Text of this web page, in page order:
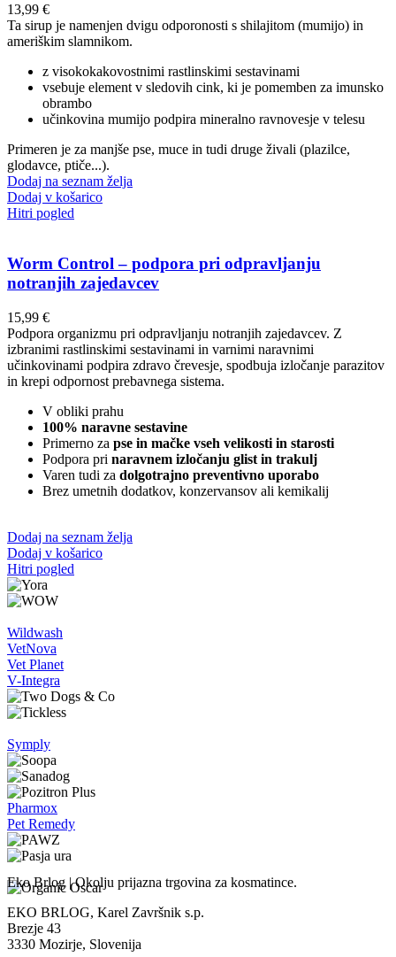
13,99 €
Ta sirup je namenjen dvigu odporonosti s shilajitom (mumijo) in
ameriškim slamnikom.
z visokokakovostnimi rastlinskimi sestavinami
vsebuje element v sledovih cink, ki je pomemben za imunsko
obrambo
učinkovina mumijo podpira mineralno ravnovesje v telesu
Primeren je za manjše pse, muce in tudi druge živali (plazilce,
glodavce, ptiče...).
Dodaj na seznam želja
Dodaj v košarico
Hitri pogled
Worm Control – podpora pri odpravljanju
notranjih zajedavcev
15,99 €
Podpora organizmu pri odpravljanju notranjih zajedavcev. Z
izbranimi rastlinskimi sestavinami in varnimi naravnimi
učinkovinami podpira zdravo črevesje, spodbuja izločanje parazitov
in krepi odpornost prebavnega sistema.
V obliki prahu
100% naravne sestavine
Primerno za pse in mačke vseh velikosti in starosti
Podpora pri naravnem izločanju glist in trakulj
Varen tudi za dolgotrajno preventivno uporabo
Brez umetnih dodatkov, konzervansov ali kemikalij
Dodaj na seznam želja
Dodaj v košarico
Hitri pogled
Wildwash
VetNova
Vet Planet
V-Integra
Symply
Pharmox
Pet Remedy
Eko Brlog | Okolju prijazna trgovina za kosmatince.
EKO BRLOG, Karel Završnik s.p.
Brezje 43
3330 Mozirje, Slovenija